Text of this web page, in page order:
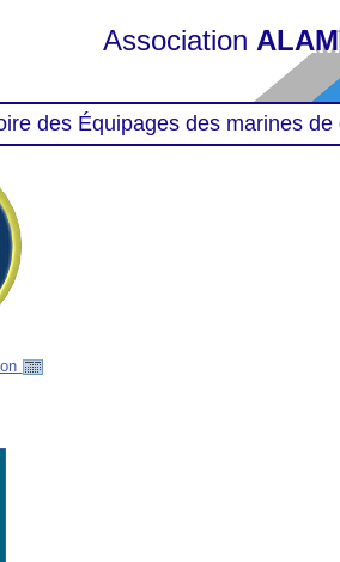
Association
des Équipages des marines